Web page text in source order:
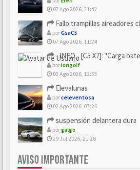
07 Ago 2026, 21:42
Fallo trampillas aireadores
porGsaC5
07 Ago 2026, 11:24
- INFO - [C5 X7]: "Carga batería
poriongolf
03 Ago 2026, 12:33
Elevalunas
porceleventosa
02 Ago 2026, 07:26
suspensión delantera dura
porgalgo
29 Jul 2026, 21:28
AVISO IMPORTANTE